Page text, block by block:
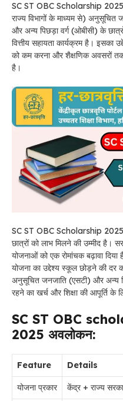
SC ST OBC Scholarship 2025,
राज्य विभागों के माध्यम से)
और अन्य पिछड़ा वर्ग (ओबीसी) के
वित्तीय सहायता कार्यक्रम है। इसका
को कम करना और शैक्षणिक अवसरों
है।
SC ST OBC Scholarship 2025
छात्रों को लाभ मिलने की उम्मीद है।
योजनाओं को एक रोमांचक बढ़ावा
योजना का उद्देश्य स्कूल छोड़ने की
अनुसूचित जनजाति (एसटी) और अन्य
रहने का खर्च और शिक्षा की आपूर्ति के
SC ST OBC
2025 अवलोकन:
Feature Details
योजना प्रकार केंद्र + राज्य सरकार